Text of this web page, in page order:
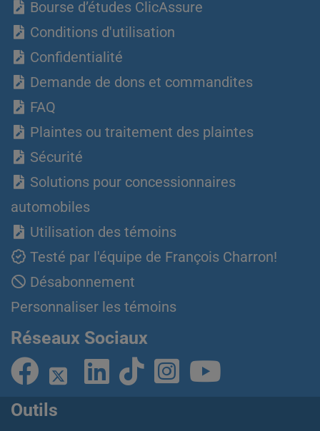
Bourse d’études ClicAssure
Conditions d'utilisation
Confidentialité
Demande de dons et commandites
FAQ
Plaintes ou traitement des plaintes
Sécurité
Solutions pour concessionnaires
automobiles
Utilisation des témoins
Testé par l'équipe de François Charron!
Désabonnement
Personnaliser les témoins
Réseaux Sociaux
Outils